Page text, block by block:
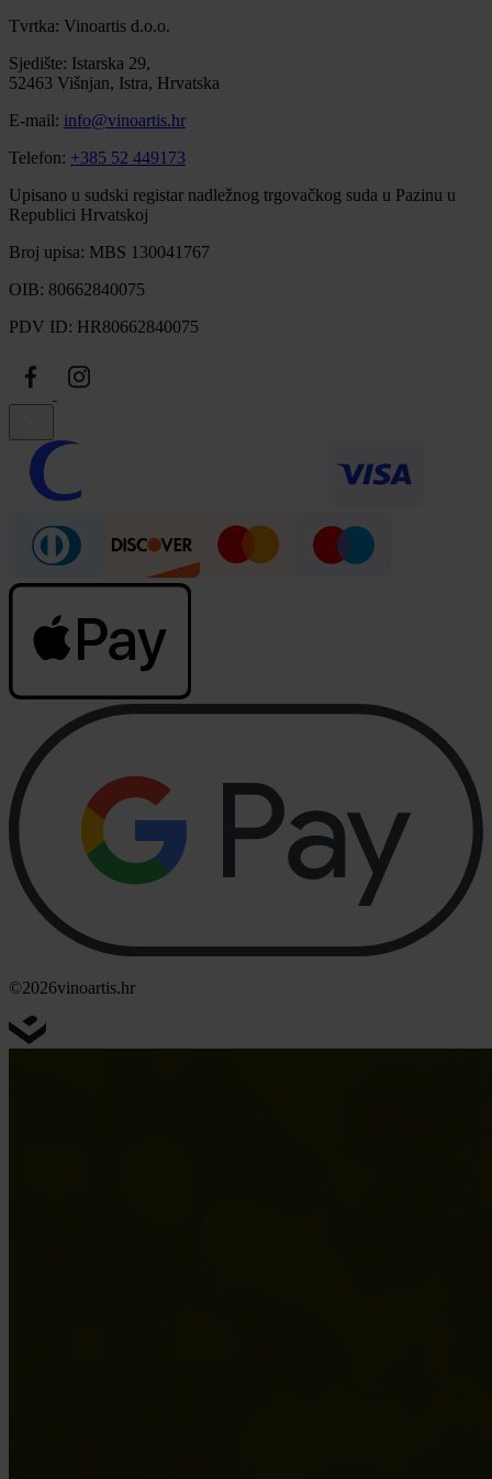
Tvrtka: Vinoartis d.o.o.
Sjedište: Istarska 29,
52463 Višnjan, Istra, Hrvatska
E-mail: info@vinoartis.hr
Telefon: +385 52 449173
Upisano u sudski registar nadležnog trgovačkog suda u Pazinu u
Republici Hrvatskoj
Broj upisa: MBS 130041767
OIB: 80662840075
PDV ID: HR80662840075
©2026vinoartis.hr